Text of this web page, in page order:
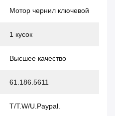
Мотор чернил ключевой
1 кусок
Высшее качество
61.186.5611
T/T.W/U.Paypal.